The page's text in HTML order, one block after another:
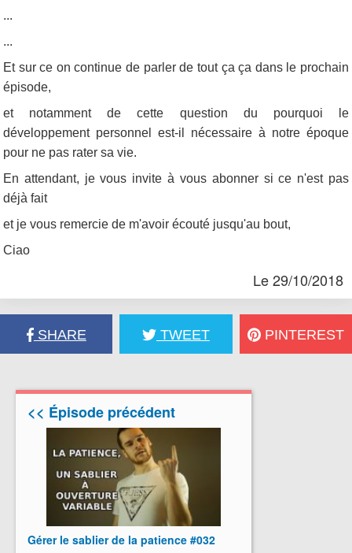
Le 29/10/2018
...
...
Et sur ce on continue de parler de tout ça ça dans le prochain
épisode,
et notamment de cette question du pourquoi le
développement personnel est-il nécessaire à notre époque
pour ne pas rater sa vie.
En attendant, je vous invite à vous abonner si ce n'est pas
déjà fait
et je vous remercie de m'avoir écouté jusqu'au bout,
Ciao
SHARE TWEET PINTEREST
<< Épisode précédent
Gérer le sablier de la patience #032